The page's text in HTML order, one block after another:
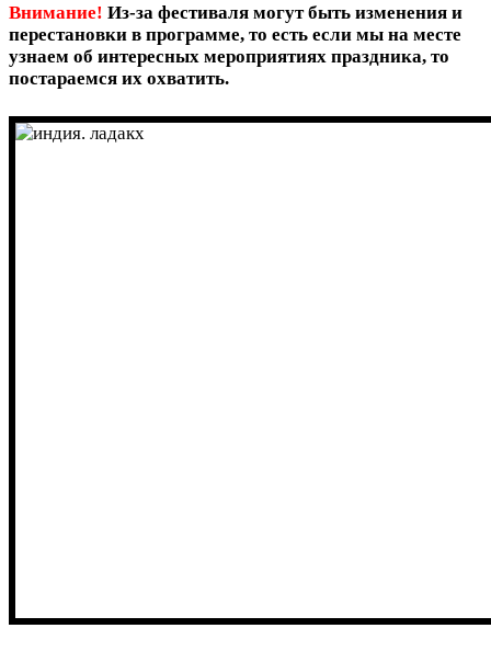
Внимание! Из-за фестиваля могут быть изменения и
перестановки в программе, то есть если мы на месте
узнаем об интересных мероприятиях праздника, то
постараемся их охватить.